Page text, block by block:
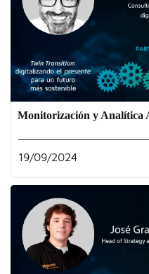
Monitorización y Analítica
19/09/2024